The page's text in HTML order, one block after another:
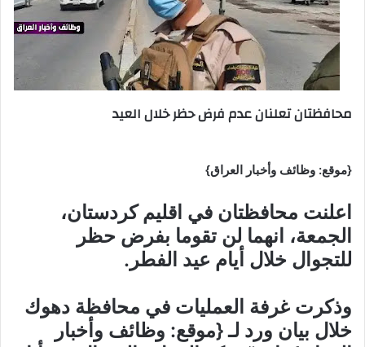
محافظتان تعلنان عدم فرض حظر خلال العيد
{موقع: وظائف وأخبار العراق}
اعلنت محافظتان في اقليم كردستان،
الجمعة، انهما لن تقوما بفرض حظر
للتجوال خلال أيام عيد الفطر.
وذكرت غرفة العمليات في محافظة دهوك
خلال بيان ورد لـ {موقع: وظائف وأخبار